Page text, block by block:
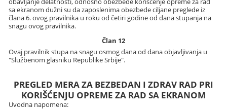
sa ekranom dužni su da zaposlenima obezbede ciljane preglede iz
člana 6. ovog pravilnika u roku od četiri godine od dana stupanja na
snagu ovog pravilnika.
Član 12
Ovaj pravilnik stupa na snagu osmog dana od dana objavljivanja u
"Službenom glasniku Republike Srbije".
PREGLED MERA ZA BEZBEDAN I ZDRAV RAD PRI
KORIŠĆENJU OPREME ZA RAD SA EKRANOM
Uvodna napomena: